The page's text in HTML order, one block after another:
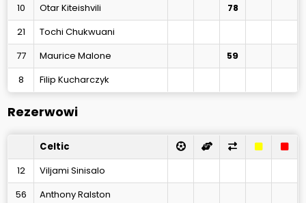
10 Otar Kiteishvili 78
21
Tochi Chukwuani
77
Maurice Malone 59
8 Filip Kucharczyk
Rezerwowi
Celtic
12
Viljami Sinisalo
56
Anthony Ralston